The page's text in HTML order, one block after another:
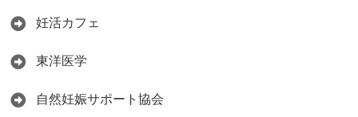
妊活カフェ
東洋医学
自然妊娠サポート協会